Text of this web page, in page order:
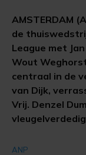
AMSTERDAM
de
League met
Wout
centraal in de
van Dijk,
Vrij. Denzel
ANP